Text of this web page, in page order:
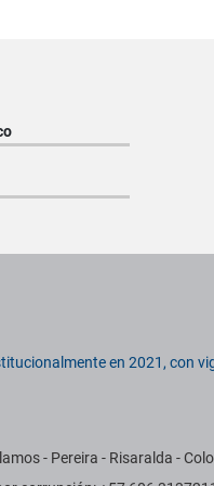
en 2021, con
- Pereira - Risaralda -